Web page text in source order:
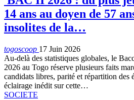
14 ans au doyen de 57
insolites de la…
togoscoop 17 Juin 2026
Au-delà des statistiques globales, le
2026 au Togo réserve plusieurs faits
candidats libres, parité et répartition des
éclairage inédit sur cette…
SOCIETE